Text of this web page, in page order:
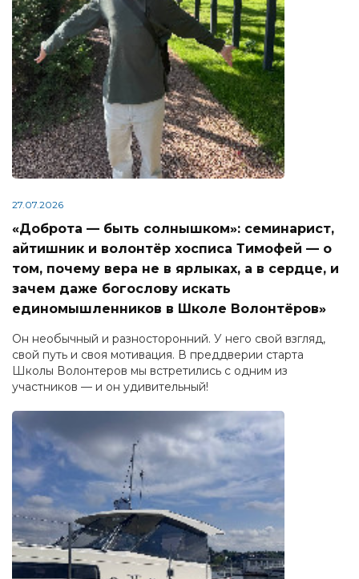
27.07.2026
«Доброта — быть солнышком»: семинарист,
айтишник и волонтёр хосписа Тимофей — о
том, почему вера не в ярлыках, а в сердце, и
зачем даже богослову искать
единомышленников в Школе Волонтёров»
Он необычный и разносторонний. У него свой взгляд,
свой путь и своя мотивация. В преддверии старта
Школы Волонтеров мы встретились с одним из
участников — и он удивительный!